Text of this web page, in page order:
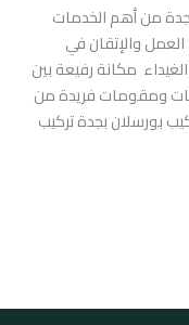
من أهم الخدمات
والإتقان في
مكانة رفيعة بين
ومقومات فريدة من
بورسلان بجدة تركيب